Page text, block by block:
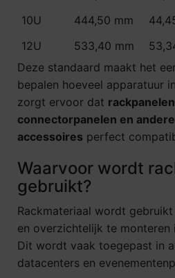
10U
444,50 mm
12U
533,40 mm
Deze standaard maakt het
bepalen hoeveel apparatuur
zorgt ervoor dat
connectorpanelen en
accessoires perfect
Waarvoor wordt
gebruikt?
Rackmateriaal wordt
en overzichtelijk te monteren
Dit wordt vaak toegepast in
datacenters en